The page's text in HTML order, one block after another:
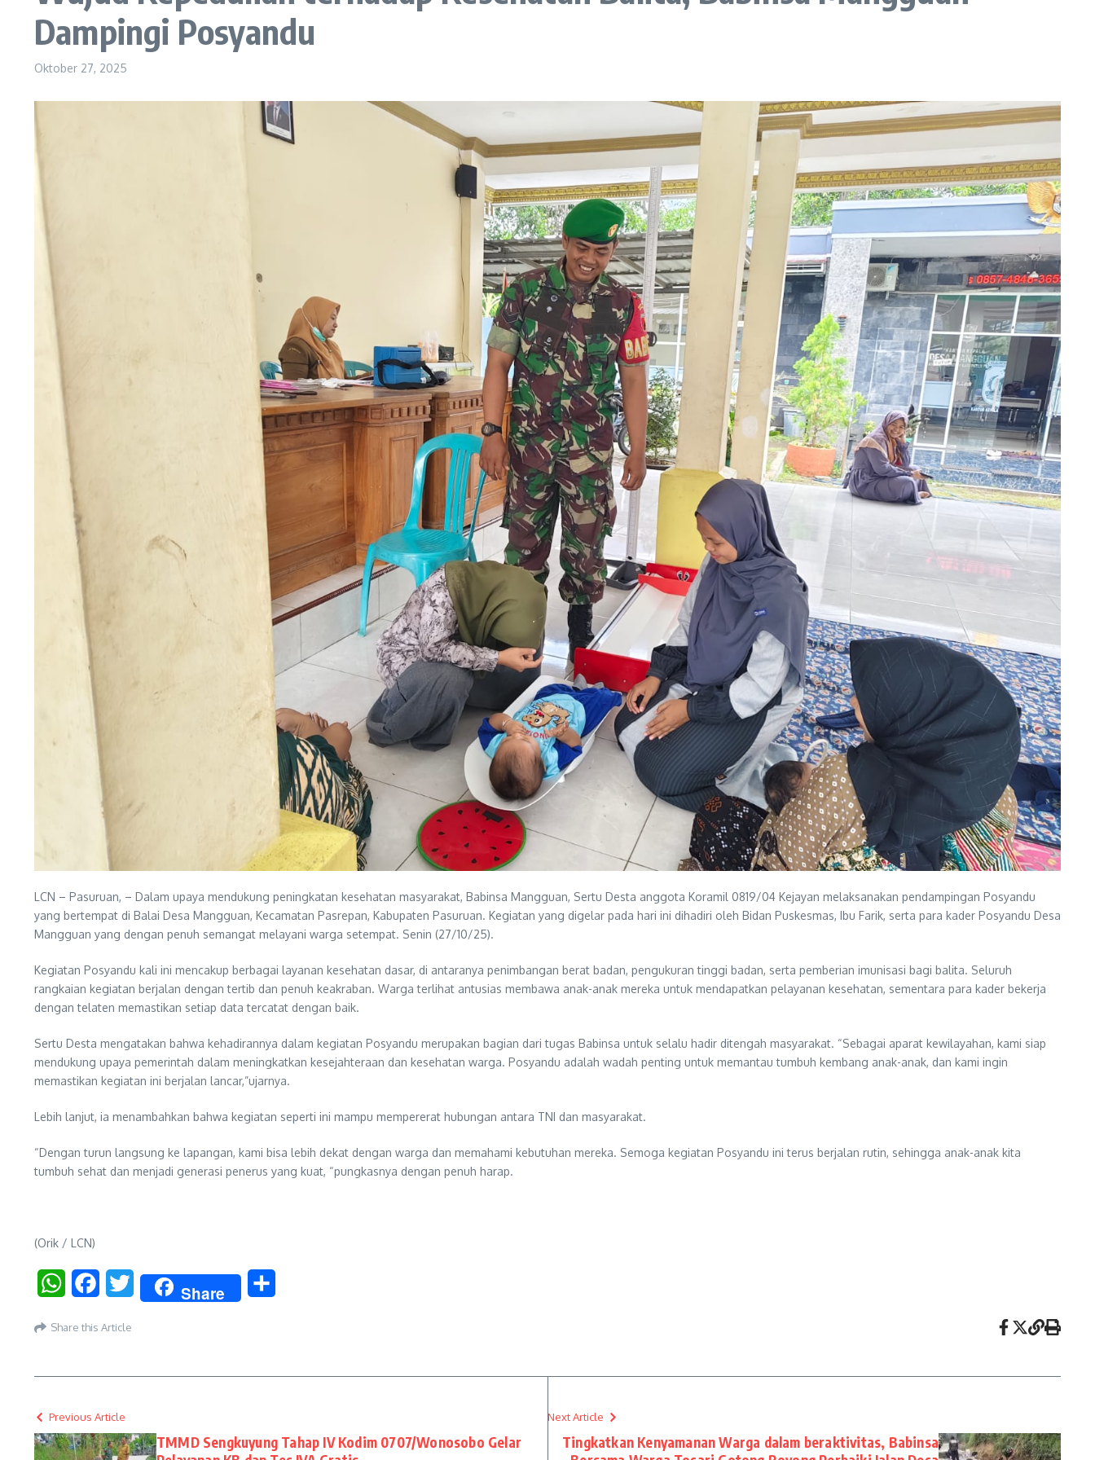
Dampingi Posyandu
Oktober 27, 2025
LCN – Pasuruan, – Dalam upaya mendukung peningkatan kesehatan masyarakat, Babinsa Mangguan, Sertu Desta anggota Koramil 0819/04 Kejayan melaksanakan pendampingan Posyandu
yang bertempat di Balai Desa Mangguan, Kecamatan Pasrepan, Kabupaten Pasuruan. Kegiatan yang digelar pada hari ini dihadiri oleh Bidan Puskesmas, Ibu Farik, serta para kader Posyandu Desa
Mangguan yang dengan penuh semangat melayani warga setempat. Senin (27/10/25).
Kegiatan Posyandu kali ini mencakup berbagai layanan kesehatan dasar, di antaranya penimbangan berat badan, pengukuran tinggi badan, serta pemberian imunisasi bagi balita. Seluruh
rangkaian kegiatan berjalan dengan tertib dan penuh keakraban. Warga terlihat antusias membawa anak-anak mereka untuk mendapatkan pelayanan kesehatan, sementara para kader bekerja
dengan telaten memastikan setiap data tercatat dengan baik.
Sertu Desta mengatakan bahwa kehadirannya dalam kegiatan Posyandu merupakan bagian dari tugas Babinsa untuk selalu hadir ditengah masyarakat. “Sebagai aparat kewilayahan, kami siap
mendukung upaya pemerintah dalam meningkatkan kesejahteraan dan kesehatan warga. Posyandu adalah wadah penting untuk memantau tumbuh kembang anak-anak, dan kami ingin
memastikan kegiatan ini berjalan lancar,”ujarnya.
Lebih lanjut, ia menambahkan bahwa kegiatan seperti ini mampu mempererat hubungan antara TNI dan masyarakat.
“Dengan turun langsung ke lapangan, kami bisa lebih dekat dengan warga dan memahami kebutuhan mereka. Semoga kegiatan Posyandu ini terus berjalan rutin, sehingga anak-anak kita
tumbuh sehat dan menjadi generasi penerus yang kuat, “pungkasnya dengan penuh harap.
(Orik / LCN)
WhatsAppFacebookTwitter Share
Share this Article
Previous Article
TMMD Sengkuyung Tahap IV Kodim 0707/Wonosobo Gelar
Next Article
Tingkatkan Kenyamanan Warga dalam beraktivitas, Babinsa